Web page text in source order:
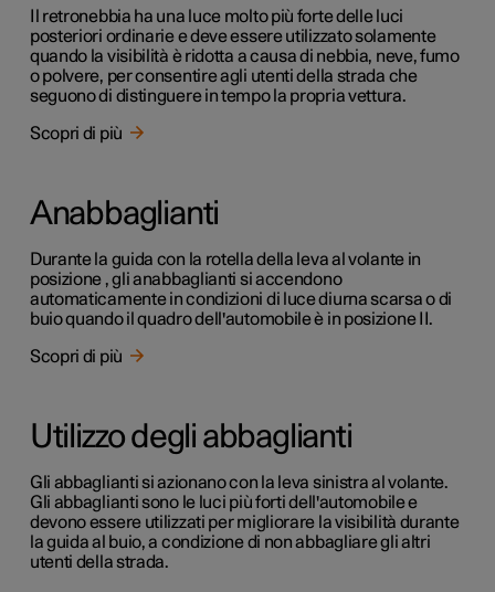
Il retronebbia ha una luce molto più forte delle luci
posteriori ordinarie e deve essere utilizzato solamente
quando la visibilità è ridotta a causa di nebbia, neve, fumo
o polvere, per consentire agli utenti della strada che
seguono di distinguere in tempo la propria vettura.
Scopri di più
Anabbaglianti
Durante la guida con la rotella della leva al volante in
posizione , gli anabbaglianti si accendono
automaticamente in condizioni di luce diurna scarsa o di
buio quando il quadro dell'automobile è in posizione II.
Scopri di più
Utilizzo degli abbaglianti
Gli abbaglianti si azionano con la leva sinistra al volante.
Gli abbaglianti sono le luci più forti dell'automobile e
devono essere utilizzati per migliorare la visibilità durante
la guida al buio, a condizione di non abbagliare gli altri
utenti della strada.